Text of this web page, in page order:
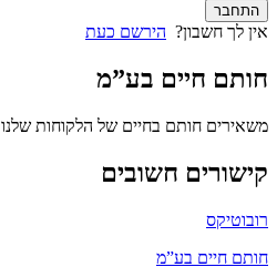
התחבר
אין לך חשבון? הירשם כעת
חותם חיים בע”מ
משאירים חותם בחיים של הלקוחות שלנו
קישורים חשובים
רובוטיקס
חותם חיים בע”מ